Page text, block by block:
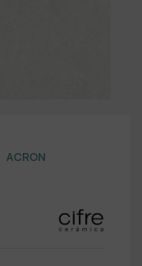
ACRON